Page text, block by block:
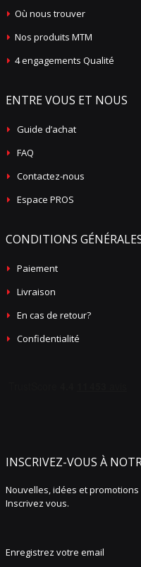
Où nous trouver
Nos produits MTM
4 engagements Qualité
ENTRE VOUS ET NOUS
Guide d’achat
FAQ
Contactez-nous
Espace PROS
CONDITIONS
Paiement
Livraison
En cas de retour?
Confidentialité
INSCRIVEZ-VOUS À
Nouvelles, idées et promotions
Inscrivez vous.
Enregistrez votre email